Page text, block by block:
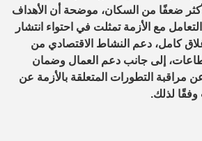
ضعفًا من السكان، موضحة أن الأهداف
مع الأزمة تمثلت في احتواء انتشار
كامل، دعم النشاط الاقتصادي من
إلى جانب دعم العمال وضمان
مراقبة التطورات المتعلقة بالأزمة عن
لذلك.